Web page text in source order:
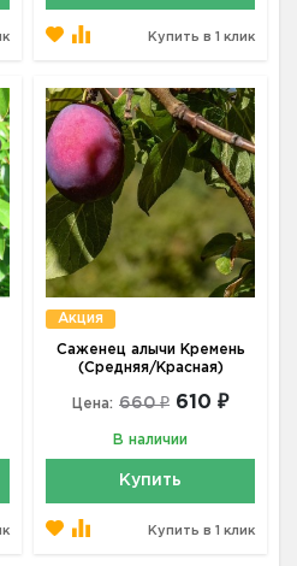
Купить в 1 клик
Акция
Саженец алычи Кремень
(Средняя/Красная)
Цена: 660 ₽ 610 ₽
В наличии
Купить
Купить в 1 клик